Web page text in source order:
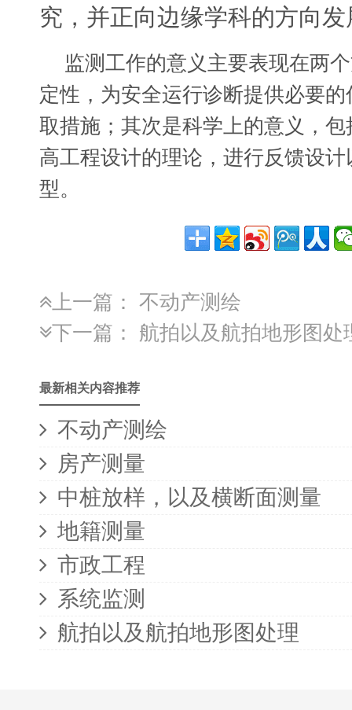
究，并正向边缘学科的方向发
监测工作的意义主要表现在两
定性，为安全运行诊断提供必要
取措施；其次是科学上的意义，
高工程设计的理论，进行反馈设
型。
上一篇： 不动产测绘
下一篇： 航拍以及航拍地形图处
最新相关内容推荐
不动产测绘
房产测量
中桩放样，以及横断面测量
地籍测量
市政工程
系统监测
航拍以及航拍地形图处理